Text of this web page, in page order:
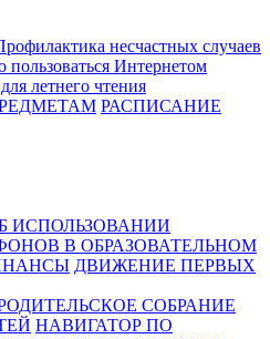
несчастных случаев
пользоваться Интернетом
летнего чтения
РАСПИСАНИЕ
ИСПОЛЬЗОВАНИИ
В ОБРАЗОВАТЕЛЬНОМ
ДВИЖЕНИЕ ПЕРВЫХ
СОБРАНИЕ
НАВИГАТОР ПО